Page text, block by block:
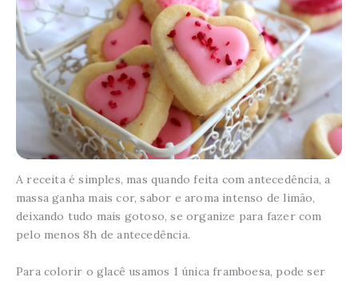
A receita é simples, mas quando feita com antecedência, a
massa ganha mais cor, sabor e aroma intenso de limão,
deixando tudo mais gotoso, se organize para fazer com
pelo menos 8h de antecedência.
Para colorir o glacê usamos 1 única framboesa, pode ser